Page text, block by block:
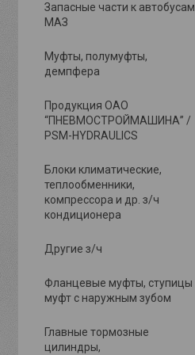
Запасные части к автобусам
МАЗ
Муфты, полумуфты,
демпфера
Продукция ОАО
“ПНЕВМОСТРОЙМАШИНА” /
PSM-HYDRAULICS
Блоки климатические,
теплообменники,
компрессора и др. з/ч
кондиционера
Другие з/ч
Фланцевые муфты, ступицы
муфт с наружным зубом
Главные тормозные
цилиндры,